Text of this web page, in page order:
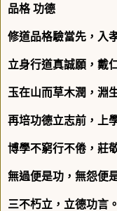
品格 功德
修道品格驗當先，入
立身行道真誠願，戴
玉在山而草木潤，淵
再培功德立志前，上
博學不窮行不倦，莊
無過便是功，無怨便
三不朽立，立德功言。